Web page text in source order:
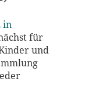
in
für
und